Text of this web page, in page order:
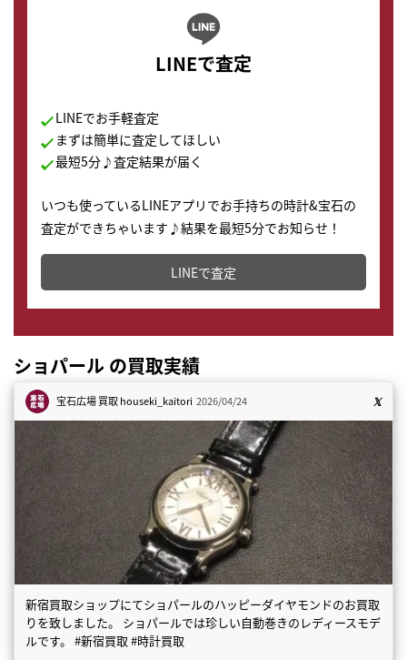
LINEで査定
LINEでお手軽査定
まずは簡単に査定してほしい
最短5分♪査定結果が届く
いつも使っているLINEアプリでお手持ちの時計&宝石の
査定ができちゃいます♪結果を最短5分でお知らせ！
どこからでもすぐに査定金額を知ることが出来ます。
LINEで査定
ショパール の買取実績
宝石広場 買取houseki_kaitori 2026/04/24
新宿買取ショップにてショパールのハッピーダイヤモンドのお買取
りを致しました。 ショパールでは珍しい自動巻きのレディースモデ
ルです。 #新宿買取 #時計買取